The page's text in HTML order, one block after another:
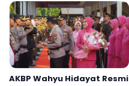
AKBP Wahyu Hidayat Resmi